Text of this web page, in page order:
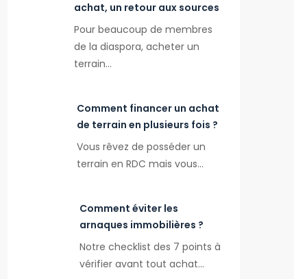
achat, un retour aux sources
Pour beaucoup de membres
de la diaspora, acheter un
terrain…
Comment financer un achat
de terrain en plusieurs fois ?
Vous rêvez de posséder un
terrain en RDC mais vous…
Comment éviter les
arnaques immobilières ?
Notre checklist des 7 points à
vérifier avant tout achat…